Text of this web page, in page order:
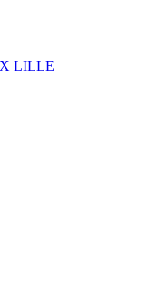
LILLE